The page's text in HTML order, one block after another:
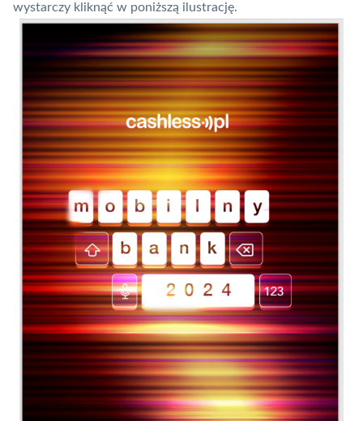
wystarczy kliknąć w poniższą ilustrację.